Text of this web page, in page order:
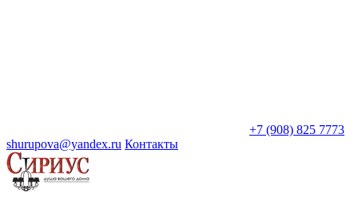
+7 (908) 825 7773
shurupova@yandex.ru Контакты